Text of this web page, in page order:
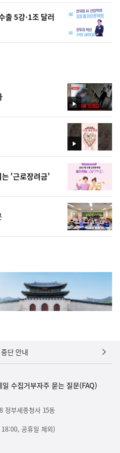
출 5강·1조 달러
영
상
영
상
'근로장려금'
단 안내
일 수집거부자주 묻는 질문(FAQ)
정부세종청사 15동
공휴일 제외)